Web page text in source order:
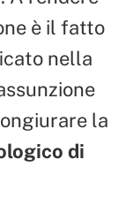
è il fatto
nella
la
di